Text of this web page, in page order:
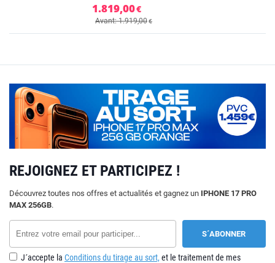
1.819,00€
Avant: 1.919,00€
REJOIGNEZ ET PARTICIPEZ !
Découvrez toutes nos offres et actualités et gagnez un IPHONE 17 PRO
MAX 256GB.
J´accepte la Conditions du tirage au sort, et le traitement de mes